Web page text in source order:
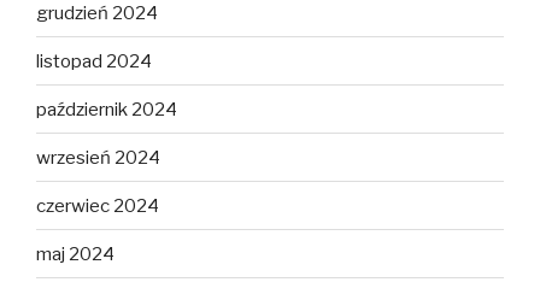
grudzień 2024
listopad 2024
październik 2024
wrzesień 2024
czerwiec 2024
maj 2024